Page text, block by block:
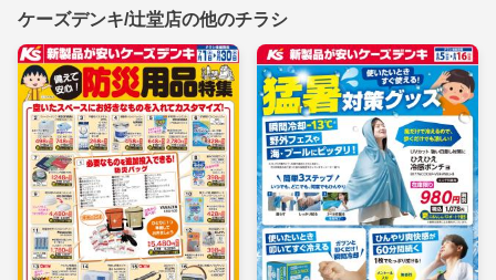
ケーズデンキ/辻堂店の他のチラシ